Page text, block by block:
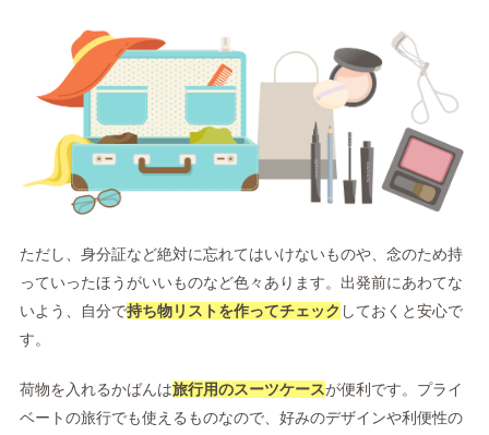
ただし、身分証など絶対に忘れてはいけないものや、念のため持
っていったほうがいいものなど色々あります。出発前にあわてな
いよう、自分で持ち物リストを作ってチェック しておくと安心で
す。
荷物を入れるかばんは旅行用のスーツケースが便利です。プライ
ベートの旅行でも使えるものなので、好みのデザインや利便性の